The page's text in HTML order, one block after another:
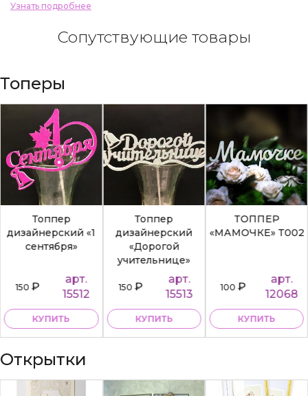
Узнать подробнее
Сопутствующие товары
Топеры
Топпер
дизайнерский «1
сентября»
150₽
арт.
15512
КУПИТЬ
Топпер
дизайнерский
«Дорогой
учительнице»
150₽
арт.
15513
КУПИТЬ
ТОППЕР
«МАМОЧКЕ» Т002
100₽
арт.
12068
КУПИТЬ
Открытки